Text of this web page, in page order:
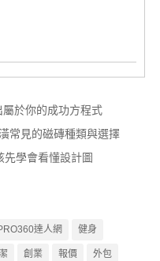
屬於你的成功方程式
常見的磁磚種類與選擇
學會看懂設計圖
達人網 健身
創業 報價 外包